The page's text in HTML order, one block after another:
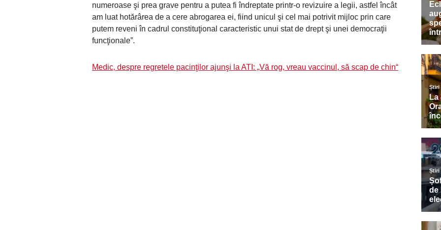
numeroase şi prea grave pentru a putea fi îndreptate printr-o revizuire a legii, astfel încât
am luat hotărârea de a cere abrogarea ei, fiind unicul şi cel mai potrivit mijloc prin care
putem reveni în cadrul constituţional caracteristic unui stat de drept şi unei democraţii
funcţionale”.
Medic, despre regretele pacinţilor ajunşi la ATI: „Vă rog, vreau vaccinul, să scap de chin“